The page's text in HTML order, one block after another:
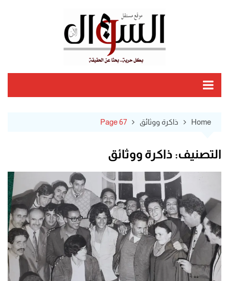
Home ذاكرة ووثائق Page 67
التصنيف: ذاكرة ووثائق